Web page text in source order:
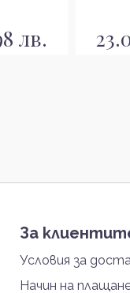
лв.
За
Условия за
Начин на